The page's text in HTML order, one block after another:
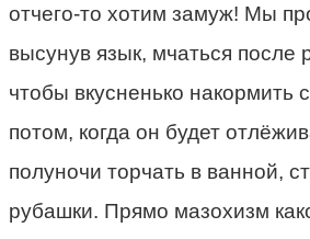
отчего-то хотим замуж! Мы
высунув язык, мчаться после
чтобы вкусненько накормить
потом, когда он будет
полуночи торчать в ванной,
рубашки. Прямо мазохизм